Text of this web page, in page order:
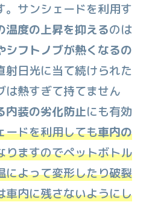
。サンシェードを利用す
温度の上昇を抑えるのは
シフトノブが熱くなるの
射日光に当て続けられた
は熱すぎて持てません
内装の劣化防止にも有効
ードを利用しても車内の
りますのでペットボトル
によって変形したり破裂
車内に残さないようにし